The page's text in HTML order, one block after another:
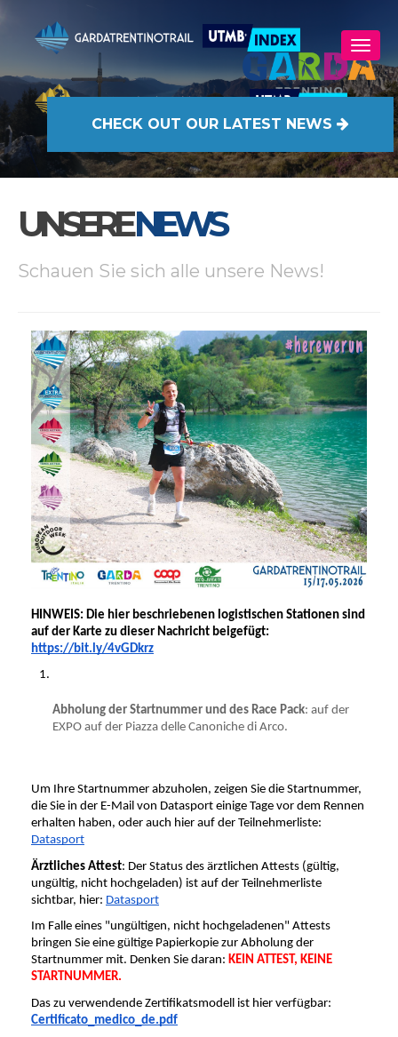
CHECK OUT OUR LATEST NEWS
UNSERENEWS
Schauen Sie sich alle unsere News!
HINWEIS: Die hier beschriebenen logistischen Stationen sind
https://bit.ly/4vGDkrz
Abholung der Startnummer und des Race Pack: auf der
EXPO auf der Piazza delle Canoniche di Arco.
Um Ihre Startnummer abzuholen, zeigen Sie die Startnummer,
die Sie in der E-Mail von Datasport einige Tage vor dem Rennen
Datasport
Ärztliches Attest: Der Status des ärztlichen Attests (gültig,
ungültig, nicht hochgeladen) ist auf der Teilnehmerliste
sichtbar, hier: Datasport
Im Falle eines "ungültigen, nicht hochgeladenen" Attests
bringen Sie eine gültige Papierkopie zur Abholung der
Startnummer mit. Denken Sie daran: KEIN ATTEST, KEINE
STARTNUMMER.
Das zu verwendende Zertifikatsmodell ist hier verfügbar:
Certificato_medico_de.pdf